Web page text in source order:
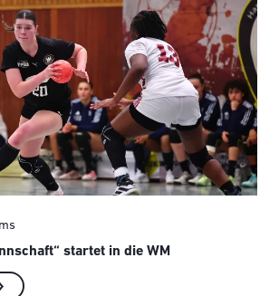
startet in die WM